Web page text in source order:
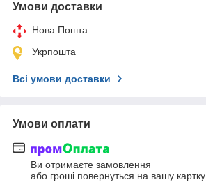
Умови доставки
Нова Пошта
Укрпошта
Всі умови доставки
Умови оплати
Ви отримаєте замовлення
або гроші повернуться на вашу картку